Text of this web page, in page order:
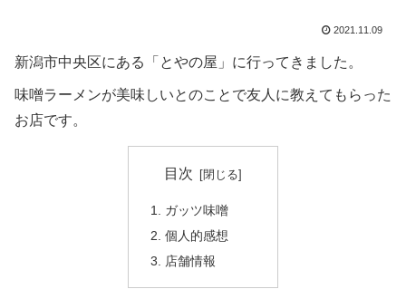
2021.11.09
新潟市中央区にある「とやの屋」に行ってきました。
味噌ラーメンが美味しいとのことで友人に教えてもらった
お店です。
目次
ガッツ味噌
個人的感想
店舗情報